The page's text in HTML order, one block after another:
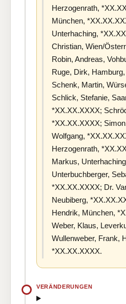
Herzogenrath,
München,
Unterhaching,
Christian, Wien/
Robin, Andreas,
Ruge, Dirk,
Schenk, Martin,
Schlick, Stefanie,
*XX.XX.XXXX;
*XX.XX.XXXX;
Wolfgang,
Herzogenrath,
Markus,
Unterbuchberger,
*XX.XX.XXXX; Dr.
Neubiberg,
Hendrik, München,
Weber, Klaus,
Wullenweber, Frank,
*XX.XX.XXXX.
VERÄNDERUNGEN